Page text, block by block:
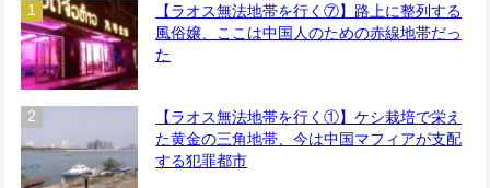
【ラオス無法地帯を行く⑦】路上に整列する
風俗嬢、ここは中国人のための赤線地帯だっ
た
【ラオス無法地帯を行く①】ケシ栽培で栄え
た黄金の三角地帯、今は中国マフィアが支配
する犯罪都市